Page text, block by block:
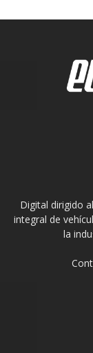
Digital dirigido
integral de
la